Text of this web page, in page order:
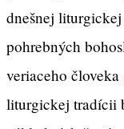
dnešnej
pohrebných
veriaceho
liturgickej tradícii